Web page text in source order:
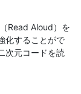
Read Aloud）を
化することがで
次元コードを読